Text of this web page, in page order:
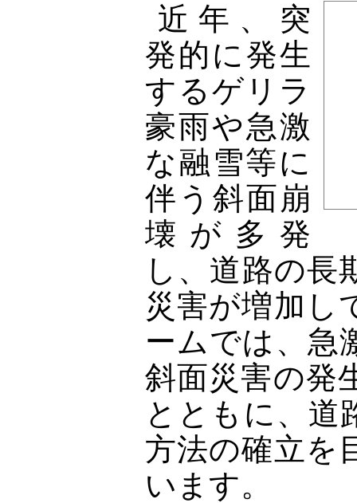
近年、突
発的に発生
するゲリラ
豪雨や急激
な融雪等に
伴う斜面崩
壊が多発
し、道路の長
災害が増加し
ームでは、急
斜面災害の発
とともに、道
方法の確立を
います。